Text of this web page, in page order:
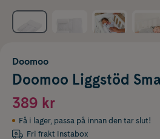
Doomoo
Doomoo Liggstöd
389 kr
Få i lager, passa på innan den tar slut!
Fri frakt Instabox